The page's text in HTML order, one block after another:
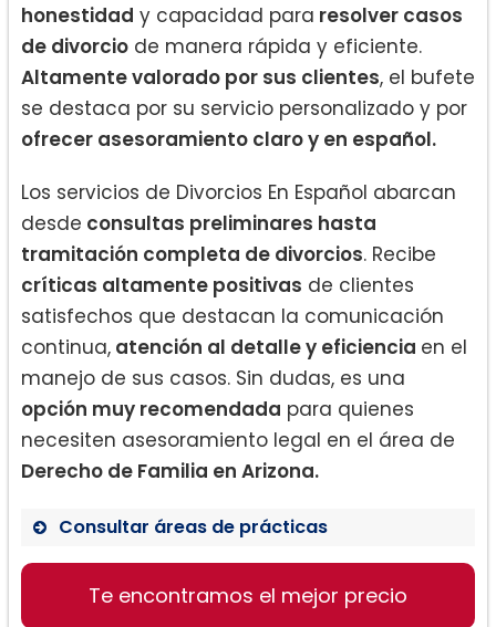
honestidad y capacidad para resolver casos
de divorcio de manera rápida y eficiente.
Altamente valorado por sus clientes, el bufete
se destaca por su servicio personalizado y por
ofrecer asesoramiento claro y en español.
Los servicios de Divorcios En Español abarcan
desde consultas preliminares hasta
tramitación completa de divorcios. Recibe
críticas altamente positivas de clientes
satisfechos que destacan la comunicación
continua, atención al detalle y eficiencia en el
manejo de sus casos. Sin dudas, es una
opción muy recomendada para quienes
necesiten asesoramiento legal en el área de
Derecho de Familia en Arizona.
Consultar áreas de prácticas
Consultas de derecho de Familia
Procesos de Divorcio
Te encontramos el mejor precio